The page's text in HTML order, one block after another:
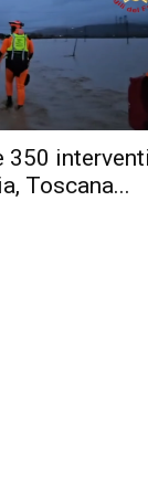
350
Toscana...